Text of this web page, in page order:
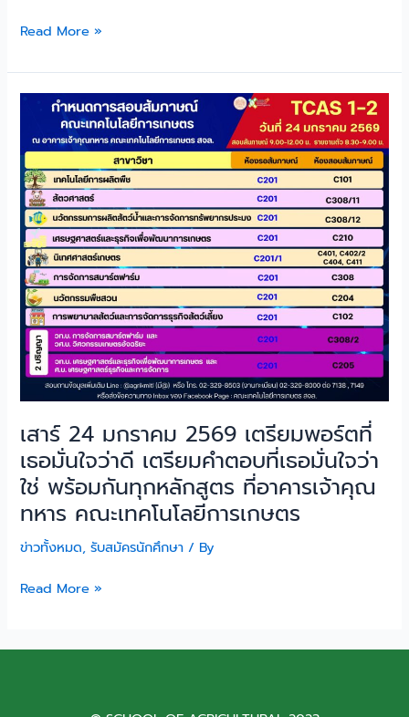
วิทยาการ
การเกษตร
Read More »
เสาร์ 24 มกราคม 2569 เตรียมพอร์ตที่
เธอมั่นใจว่าดี เตรียมคำตอบที่เธอมั่นใจว่า
ใช่ พร้อมกันทุกหลักสูตร ที่อาคารเจ้าคุณ
ทหาร คณะเทคโนโลยีการเกษตร
ข่าวทั้งหมด,รับสมัครนักศึกษา / By
มกราคม
2569
เตรียม
พอร์ต
ที่
เธอ
มั่นใจ
ว่า
ดี
เตรียม
ตอบ
เธอ
มั่นใจ
ว่า
ใช่
พร้อม
กัน
หลักสูตร
เจ้า
Read More »